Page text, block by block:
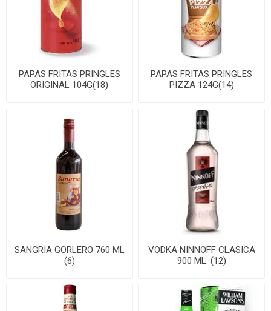
PAPAS FRITAS PRINGLES
ORIGINAL 104G(18)
PAPAS FRITAS PRINGLES
PIZZA 124G(14)
SANGRIA GORLERO 760 ML
(6)
VODKA NINNOFF CLASICA
900 ML. (12)